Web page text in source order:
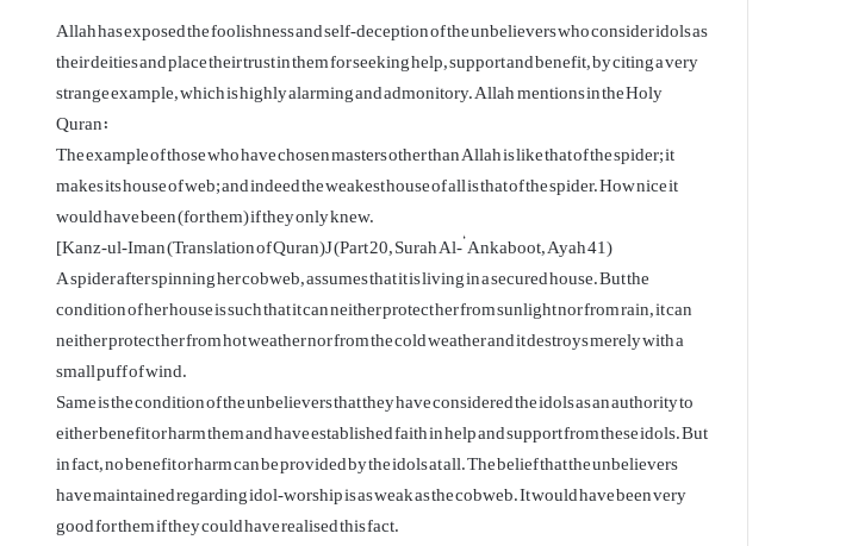
Allah has exposed the foolishness and self-deception of the unbelievers who consider idols as
their deities and place their trust in them for seeking help, support and benefit, by citing a very
strange example, which is highly alarming and admonitory. Allah mentions in the Holy
Quran:
The example of those who have chosen masters other than Allah is like that of the spider; it
makes its house of web; and indeed the weakest house of all is that of the spider. How nice it
would have been (for them) if they only knew.
[Kanz-ul-Iman (Translation of Quran)J (Part 20, Surah Al-‘ Ankaboot, Ayah 41)
A spider after spinning her cobweb, assumes that it is living in a secured house. But the
condition of her house is such that it can neither protect her from sunlight nor from rain, it can
neither protect her from hot weather nor from the cold weather and it destroys merely with a
small puff of wind.
Same is the condition of the unbelievers that they have considered the idols as an authority to
either benefit or harm them and have established faith in help and support from these idols. But
in fact, no benefit or harm can be provided by the idols at all. The belief that the unbelievers
have maintained regarding idol-worship is as weak as the cobweb. It would have been very
good for them if they could have realised this fact.